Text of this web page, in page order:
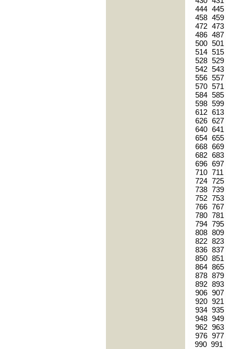
444 445
458 459
472 473
486 487
500 501
514 515
528 529
542 543
556 557
570 571
584 585
598 599
612 613
626 627
640 641
654 655
668 669
682 683
696 697
710 711
724 725
738 739
752 753
766 767
780 781
794 795
808 809
822 823
836 837
850 851
864 865
878 879
892 893
906 907
920 921
934 935
948 949
962 963
976 977
990 991